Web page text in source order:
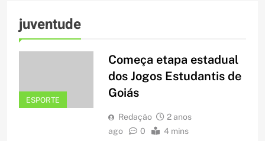
juventude
ESPORTE
Começa etapa estadual
dos Jogos Estudantis de
Goiás
Redação
2 anos
ago
0 4 mins